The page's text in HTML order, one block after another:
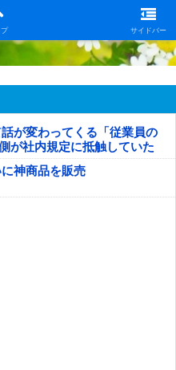
プ サイドバー
が変わってくる「従業員の
が社内規定に抵触していた
神商品を販売